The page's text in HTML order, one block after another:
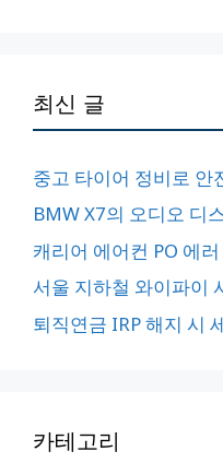
최신 글
중고 타이어 정비로 안
BMW X7의 오디오 디
캐리어 에어컨 PO 에
서울 지하철 와이파이
퇴직연금 IRP 해지 시
카테고리